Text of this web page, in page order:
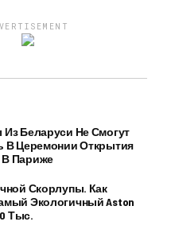
Беларуси Не Смогут
В Церемонии Открытия
Париже
Скорлупы. Как
Экологичный Aston
Тыс.